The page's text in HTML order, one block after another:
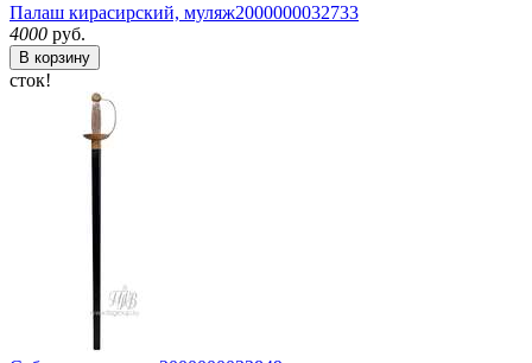
Палаш кирасирский, муляж2000000032733
4000 руб.
В корзину
сток!